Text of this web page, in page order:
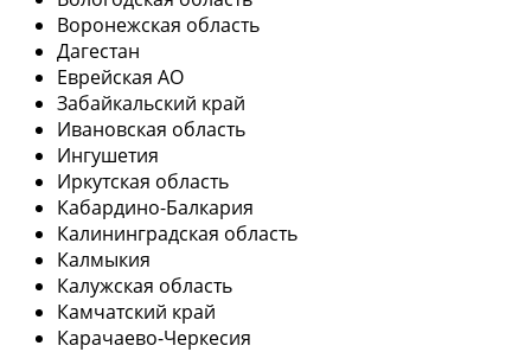
Воронежская область
Дагестан
Еврейская АО
Забайкальский край
Ивановская область
Ингушетия
Иркутская область
Кабардино-Балкария
Калининградская область
Калмыкия
Калужская область
Камчатский край
Карачаево-Черкесия